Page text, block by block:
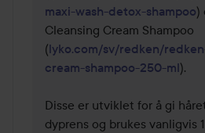
maxi-wash-detox-shampoo)
Cleansing Cream Shampoo
(lyko.com/sv/redken/
cream-shampoo-250-ml).
Disse er utviklet for å gi
dyprens og brukes vanligvis